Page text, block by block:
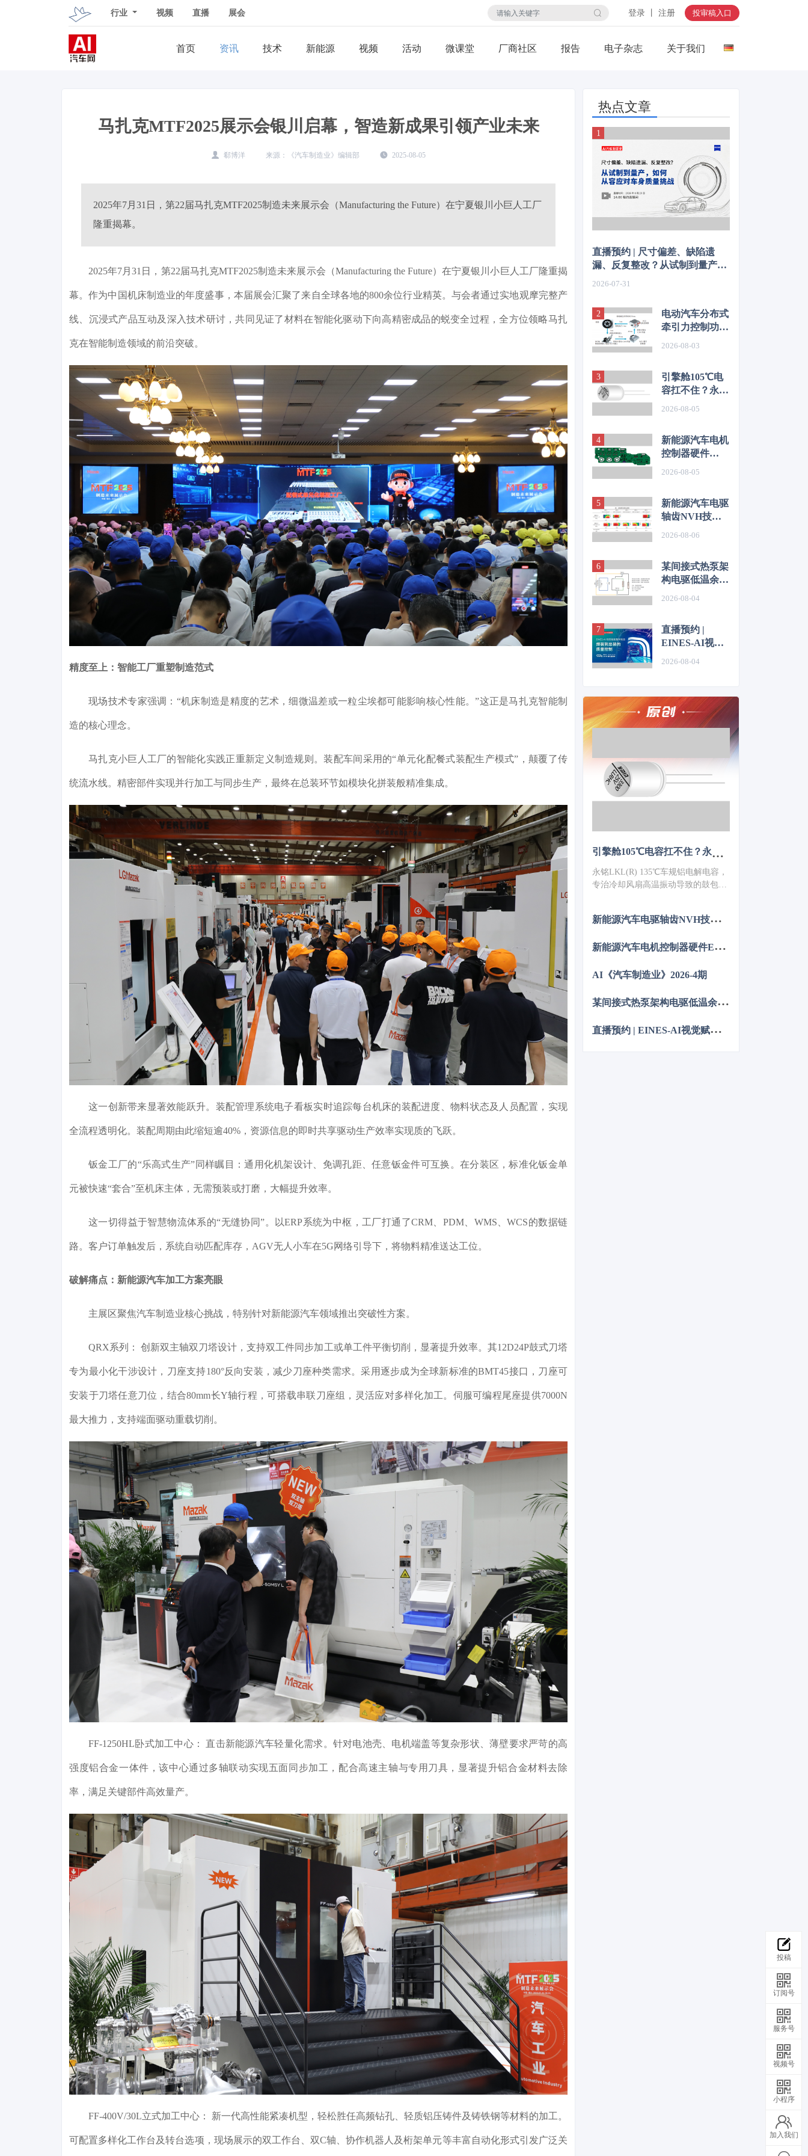
行业 视频 直播 展会 登录 丨 注册 投审稿入口
首页 资讯 技术 视频 活动 微课堂 厂商社区 报告 电子杂志 关于我们
马扎克MTF2025展示会银川启幕，智造新成果引领产业未来
郗博洋 《汽车制造业》编辑部 2025-08-05
2025年7月31日，第22届马扎克MTF2025制造未来展示会（Manufacturing the Future）在宁夏银川小巨人工厂
隆重揭幕。
2025年7月31日，第22届马扎克MTF2025制造未来展示会（Manufacturing the Future）在宁夏银川小巨人工厂隆重揭
幕。作为中国机床制造业的年度盛事，本届展会汇聚了来自全球各地的800余位行业精英。与会者通过实地观摩完整产
线、沉浸式产品互动及深入技术研讨，共同见证了材料在智能化驱动下向高精密成品的蜕变全过程，全方位领略马扎
克在智能制造领域的前沿突破。
精度至上：智能工厂重塑制造范式
现场技术专家强调：“机床制造是精度的艺术，细微温差或一粒尘埃都可能影响核心性能。”这正是马扎克智能制
造的核心理念。
马扎克小巨人工厂的智能化实践正重新定义制造规则。装配车间采用的“单元化配餐式装配生产模式”，颠覆了传
统流水线。精密部件实现并行加工与同步生产，最终在总装环节如模块化拼装般精准集成。
这一创新带来显著效能跃升。装配管理系统电子看板实时追踪每台机床的装配进度、物料状态及人员配置，实现
全流程透明化。装配周期由此缩短逾40%，资源信息的即时共享驱动生产效率实现质的飞跃。
钣金工厂的“乐高式生产”同样瞩目：通用化机架设计、免调孔距、任意钣金件可互换。在分装区，标准化钣金单
元被快速“套合”至机床主体，无需预装或打磨，大幅提升效率。
这一切得益于智慧物流体系的“无缝协同”。以ERP系统为中枢，工厂打通了CRM、PDM、WMS、WCS的数据链
路。客户订单触发后，系统自动匹配库存，AGV无人小车在5G网络引导下，将物料精准送达工位。
破解痛点：新能源汽车加工方案亮眼
主展区聚焦汽车制造业核心挑战，特别针对新能源汽车领域推出突破性方案。
QRX系列： 创新双主轴双刀塔设计，支持双工件同步加工或单工件平衡切削，显著提升效率。其12D24P鼓式刀塔
专为最小化干涉设计，刀座支持180°反向安装，减少刀座种类需求。采用逐步成为全球新标准的BMT45接口，刀座可
安装于刀塔任意刀位，结合80mm长Y轴行程，可搭载串联刀座组，灵活应对多样化加工。伺服可编程尾座提供7000N
最大推力，支持端面驱动重载切削。
FF-1250HL卧式加工中心： 直击新能源汽车轻量化需求。针对电池壳、电机端盖等复杂形状、薄壁要求严苛的高
强度铝合金一体件，该中心通过多轴联动实现五面同步加工，配合高速主轴与专用刀具，显著提升铝合金材料去除
率，满足关键部件高效量产。
FF-400V/30L立式加工中心： 新一代高性能紧凑机型，轻松胜任高频钻孔、轻质铝压铸件及铸铁钢等材料的加工。
可配置多样化工作台及转台选项，现场展示的双工作台、双C轴、协作机器人及桁架单元等丰富自动化形式引发广泛关
热点文章
直播预约 | 尺寸偏差、缺陷遗
漏、反复整改？从试制到量产，
2026-07-31
电动汽车分布式
牵引力控制功能
2026-08-03
引擎舱105℃电
容扛不住？永铭
扇高温振动失效
难题
2026-08-05
新能源汽车电机
控制器硬件
2026-08-05
新能源汽车电驱
轴齿NVH技术
2026-08-06
某间接式热泵架
构电驱低温余热
2026-08-04
直播预约 |
EINES-AI视觉
2026-08-04
引擎舱105℃电容扛不住？永铭LKL(R) 135℃车规铝电解电容，破解冷却风扇高温振动失效难题
永铭LKL(R) 135℃车规铝电解电容，
专治冷却风扇高温振动导致的鼓包漏
≤10PPM（传统方案300PPM）。可
改板。100万颗用量售后赔付从45万
著，助力国产化替代。
新
能源汽车电驱轴齿NVH技术图谱研究
新
能源汽车电机控制器硬件EMC源头抑制技术
AI《汽车制造业》2026-4期
某
间接式热泵架构电驱低温余热利用控制方法的仿真优化研究
直
播预约 | EINES-AI视觉赋能整车制造：焊装到总装的质量控制
投稿
订阅号
服务号
视频号
小程序
加入我们